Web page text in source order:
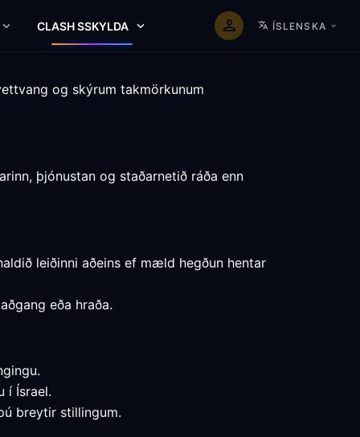
CLASH SSKYLDA ÍSLENSKA
og skýrum takmörkunum
þjónustan og staðarnetið ráða enn
leiðinni aðeins ef mæld hegðun hentar
eða hraða.
í Ísrael.
breytir stillingum.